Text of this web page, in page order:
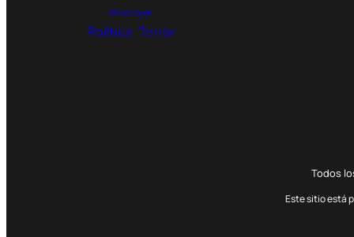
Personajes
Política Terror
Todos
Este sitio está